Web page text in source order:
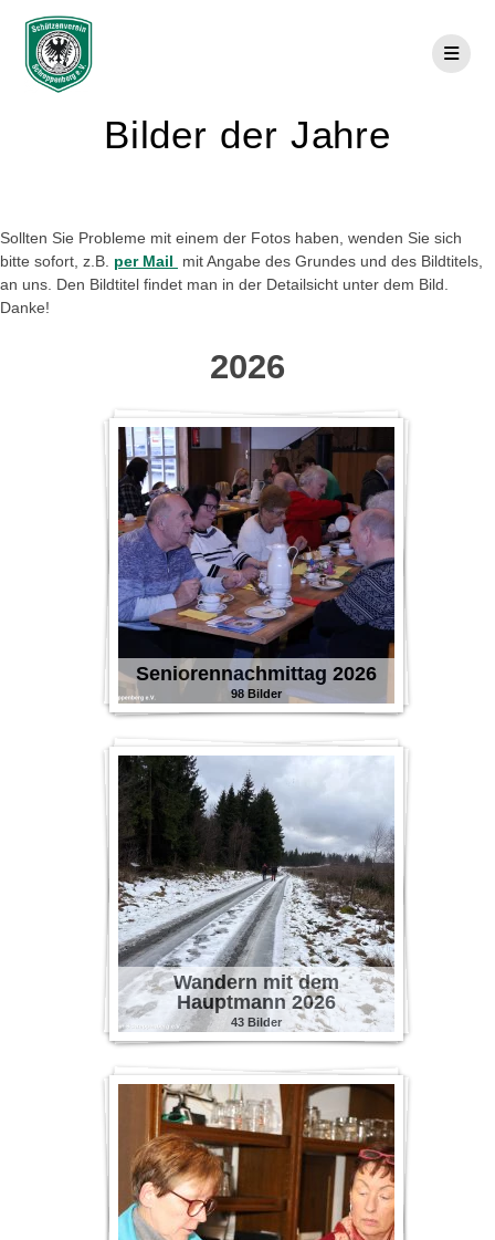
Bilder der Jahre
Sollten Sie Probleme mit einem der Fotos haben, wenden Sie sich
bitte sofort, z.B. per Mail
mit Angabe des Grundes und des Bildtitels,
an uns. Den Bildtitel findet man in der Detailsicht unter dem Bild.
Danke!
2026
Seniorennachmittag 2026
98 Bilder
Wandern mit dem
Hauptmann 2026
43 Bilder